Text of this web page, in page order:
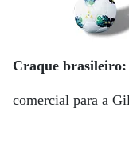
Craque brasileiro:
comercial para a